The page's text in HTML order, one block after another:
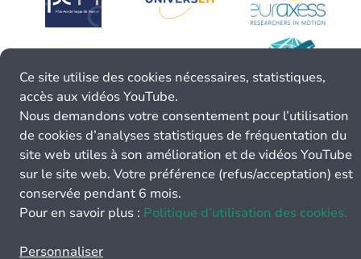
Ce site utilise des cookies nécessaires, statistiques,
accès aux vidéos YouTube.
Nous demandons votre consentement pour l’utilisation
de cookies d’analyses statistiques de fréquentation du
site web utiles à son amélioration et de vidéos YouTube
sur le site web. Votre préférence (refus/acceptation) est
conservée pendant 6 mois.
Pour en savoir plus : Politique d’utilisation des cookies.
Personnaliser